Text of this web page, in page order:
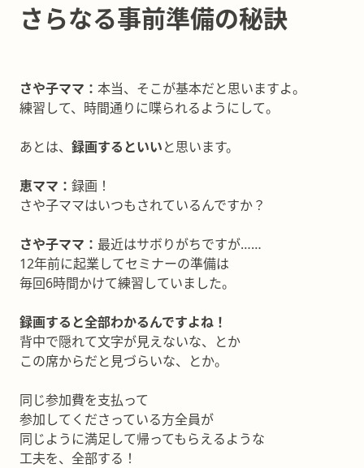
さらなる事前準備の秘訣
さや子ママ： 本当、そこが基本だと思いますよ。
練習して、時間通りに喋られるようにして。
あとは、 録画するといいと思います。
恵ママ： 録画！
さや子ママはいつもされているんですか？
さや子ママ： 最近はサボりがちですが……
12年前に起業してセミナーの準備は
毎回6時間かけて練習していました。
録画すると全部わかるんですよね！
背中で隠れて文字が見えないな、とか
この席からだと見づらいな、とか。
同じ参加費を支払って
参加してくださっている方全員が
同じように満足して帰ってもらえるような
工夫を、全部する！